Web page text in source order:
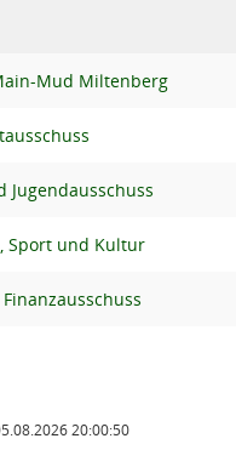
Mud Miltenberg
Jugendausschuss
Sport und Kultur
20:00:50